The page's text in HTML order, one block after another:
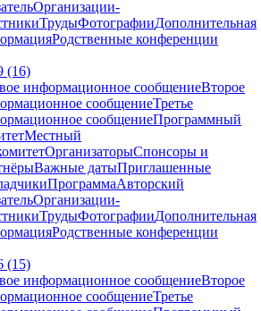
Организации-
ТрудыФотографииДополнительная
Родственные конференции
(16)
информационное сообщениеВторое
сообщениеТретье
сообщениеПрограммный
Местный
ОрганизаторыСпонсоры и
Важные датыПриглашенные
ПрограммаАвторский
Организации-
ТрудыФотографииДополнительная
Родственные конференции
(15)
информационное сообщениеВторое
сообщениеТретье